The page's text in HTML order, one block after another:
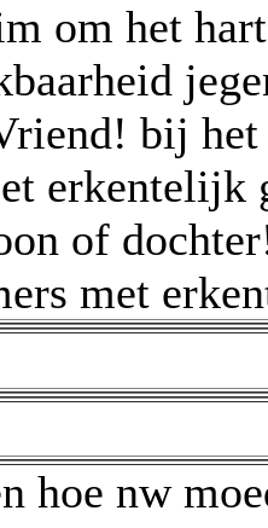
om het
bij
erkentelijk
of
met
hoe nw